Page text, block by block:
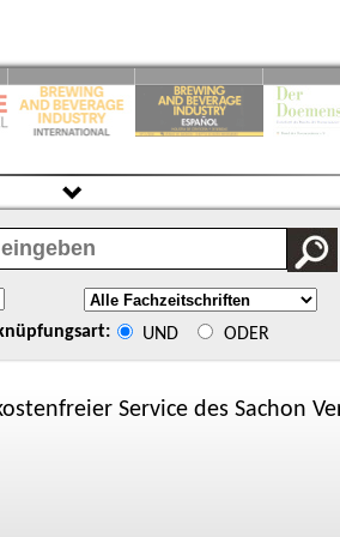
UND ODER
Service des Sachon